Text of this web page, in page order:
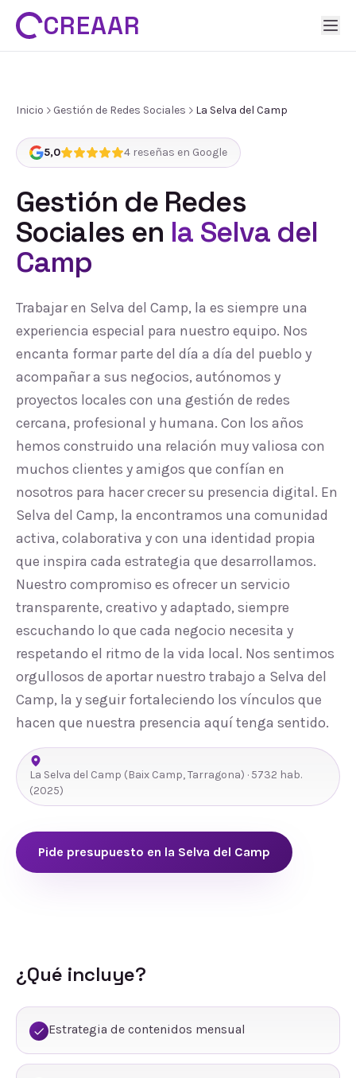
CREAAR
Inicio Gestión de Redes Sociales La Selva del Camp
5,0 4 reseñas en Google
Gestión de Redes
Sociales en la Selva del
Camp
Trabajar en Selva del Camp, la es siempre una
experiencia especial para nuestro equipo. Nos
encanta formar parte del día a día del pueblo y
acompañar a sus negocios, autónomos y
proyectos locales con una gestión de redes
cercana, profesional y humana. Con los años
hemos construido una relación muy valiosa con
muchos clientes y amigos que confían en
nosotros para hacer crecer su presencia digital. En
Selva del Camp, la encontramos una comunidad
activa, colaborativa y con una identidad propia
que inspira cada estrategia que desarrollamos.
Nuestro compromiso es ofrecer un servicio
transparente, creativo y adaptado, siempre
escuchando lo que cada negocio necesita y
respetando el ritmo de la vida local. Nos sentimos
orgullosos de aportar nuestro trabajo a Selva del
Camp, la y seguir fortaleciendo los vínculos que
hacen que nuestra presencia aquí tenga sentido.
La Selva del Camp (Baix Camp,Tarragona) · 5732 hab.
(2025)
Pide presupuesto en la Selva del Camp
¿Qué incluye?
Estrategia de contenidos mensual